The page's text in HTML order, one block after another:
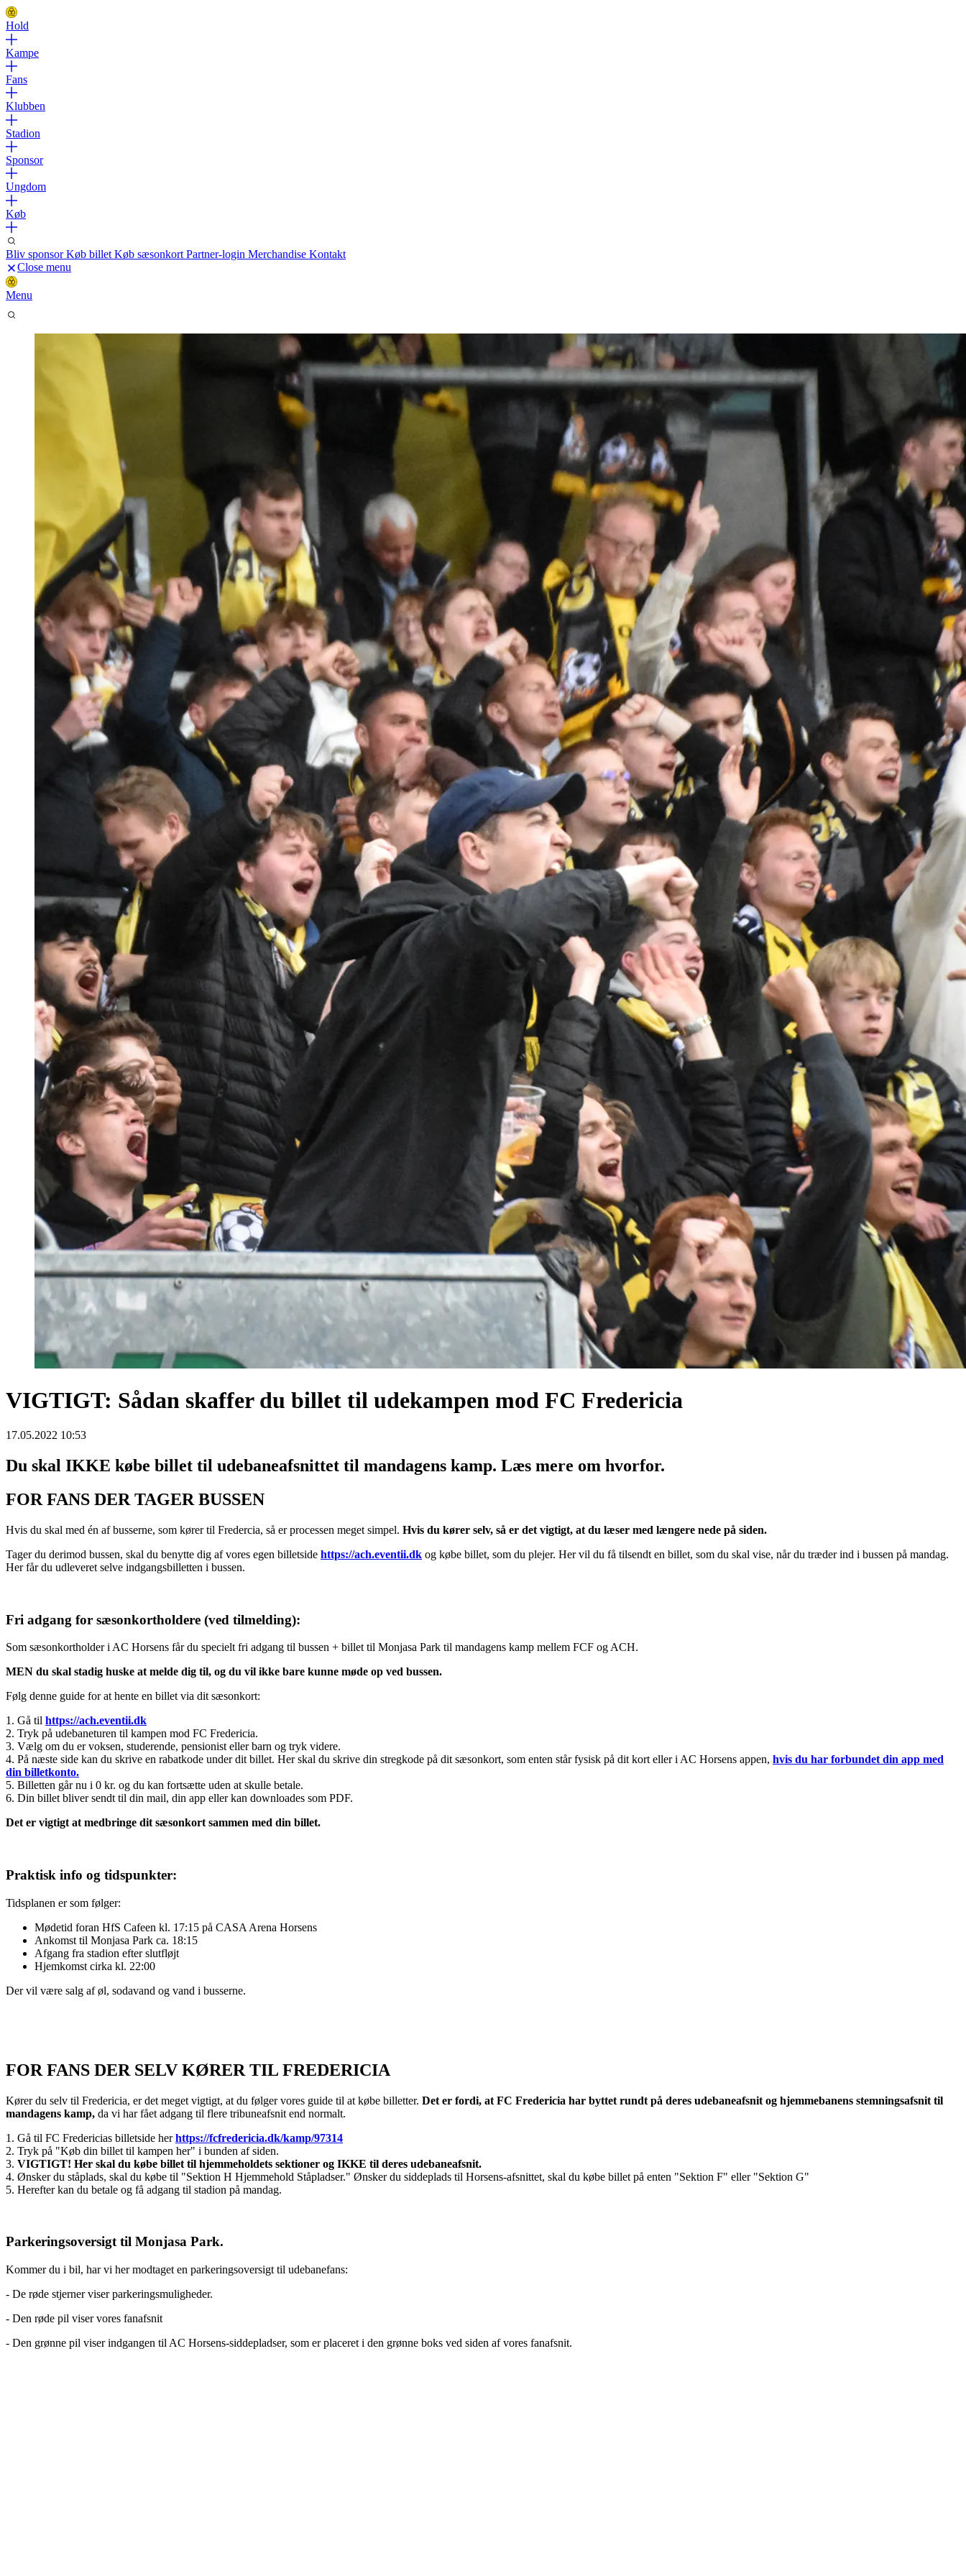
Hold
Kampe
Fans
Klubben
Stadion
Sponsor
Ungdom
Køb
Bliv sponsorKøb billet Køb sæsonkort Partner-login Merchandise Kontakt
Close menu
Menu
VIGTIGT: Sådan skaffer du billet til udekampen mod FC Fredericia
17.05.2022 10:53
Du skal IKKE købe billet til udebaneafsnittet til mandagens kamp. Læs mere om hvorfor.
FOR FANS DER TAGER BUSSEN
Hvis du skal med én af busserne, som kører til Fredercia, så er processen meget simpel. Hvis du kører selv, så er det vigtigt, at du læser med længere nede på siden.
Tager du derimod bussen, skal du benytte dig af vores egen billetside https://ach.eventii.dk og købe billet, som du plejer. Her vil du få tilsendt en billet, som du skal vise, når du træder ind i bussen på mandag.
Her får du udleveret selve indgangsbilletten i bussen.
Fri adgang for sæsonkortholdere (ved tilmelding):
Som sæsonkortholder i AC Horsens får du specielt fri adgang til bussen + billet til Monjasa Park til mandagens kamp mellem FCF og ACH.
MEN du skal stadig huske at melde dig til, og du vil ikke bare kunne møde op ved bussen.
Følg denne guide for at hente en billet via dit sæsonkort:
1. Gå til https://ach.eventii.dk
2. Tryk på udebaneturen til kampen mod FC Fredericia.
3. Vælg om du er voksen, studerende, pensionist eller barn og tryk videre.
4. På næste side kan du skrive en rabatkode under dit billet. Her skal du skrive din stregkode på dit sæsonkort, som enten står fysisk på dit kort eller i AC Horsens appen, hvis du har forbundet din app med
din billetkonto.
5. Billetten går nu i 0 kr. og du kan fortsætte uden at skulle betale.
6. Din billet bliver sendt til din mail, din app eller kan downloades som PDF.
Det er vigtigt at medbringe dit sæsonkort sammen med din billet.
Praktisk info og tidspunkter:
Tidsplanen er som følger:
Mødetid foran HfS Cafeen kl. 17:15 på CASA Arena Horsens
Ankomst til Monjasa Park ca. 18:15
Afgang fra stadion efter slutfløjt
Hjemkomst cirka kl. 22:00
Der vil være salg af øl, sodavand og vand i busserne.
FOR FANS DER SELV KØRER TIL FREDERICIA
Kører du selv til Fredericia, er det meget vigtigt, at du følger vores guide til at købe billetter. Det er fordi, at FC Fredericia har byttet rundt på deres udebaneafsnit og hjemmebanens stemningsafsnit til
mandagens kamp, da vi har fået adgang til flere tribuneafsnit end normalt.
1. Gå til FC Fredericias billetside herhttps://fcfredericia.dk/kamp/97314
2. Tryk på "Køb din billet til kampen her" i bunden af siden.
3. VIGTIGT! Her skal du købe billet til hjemmeholdets sektioner og IKKE til deres udebaneafsnit.
4. Ønsker du ståplads, skal du købe til "Sektion H Hjemmehold Ståpladser." Ønsker du siddeplads til Horsens-afsnittet, skal du købe billet på enten "Sektion F" eller "Sektion G"
5. Herefter kan du betale og få adgang til stadion på mandag.
Parkeringsoversigt til Monjasa Park.
Kommer du i bil, har vi her modtaget en parkeringsoversigt til udebanefans:
- De røde stjerner viser parkeringsmuligheder.
- Den røde pil viser vores fanafsnit
- Den grønne pil viser indgangen til AC Horsens-siddepladser, som er placeret i den grønne boks ved siden af vores fanafsnit.